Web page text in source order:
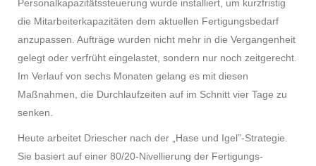
Personalkapazitätssteuerung wurde installiert, um kurzfristig
die Mitarbeiterkapazitäten dem aktuellen Fertigungsbedarf
anzupassen. Aufträge wurden nicht mehr in die Vergangenheit
gelegt oder verfrüht eingelastet, sondern nur noch zeitgerecht.
Im Verlauf von sechs Monaten gelang es mit diesen
Maßnahmen, die Durchlaufzeiten auf im Schnitt vier Tage zu
senken.
Heute arbeitet Driescher nach der „Hase und Igel”-Strategie.
Sie basiert auf einer 80/20-Nivellierung der Fertigungs-